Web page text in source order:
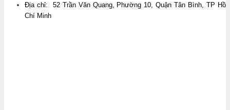
Địa chỉ: 52 Trần Văn Quang, Phường 10, Quận Tân Bình, TP Hồ
Chí Minh